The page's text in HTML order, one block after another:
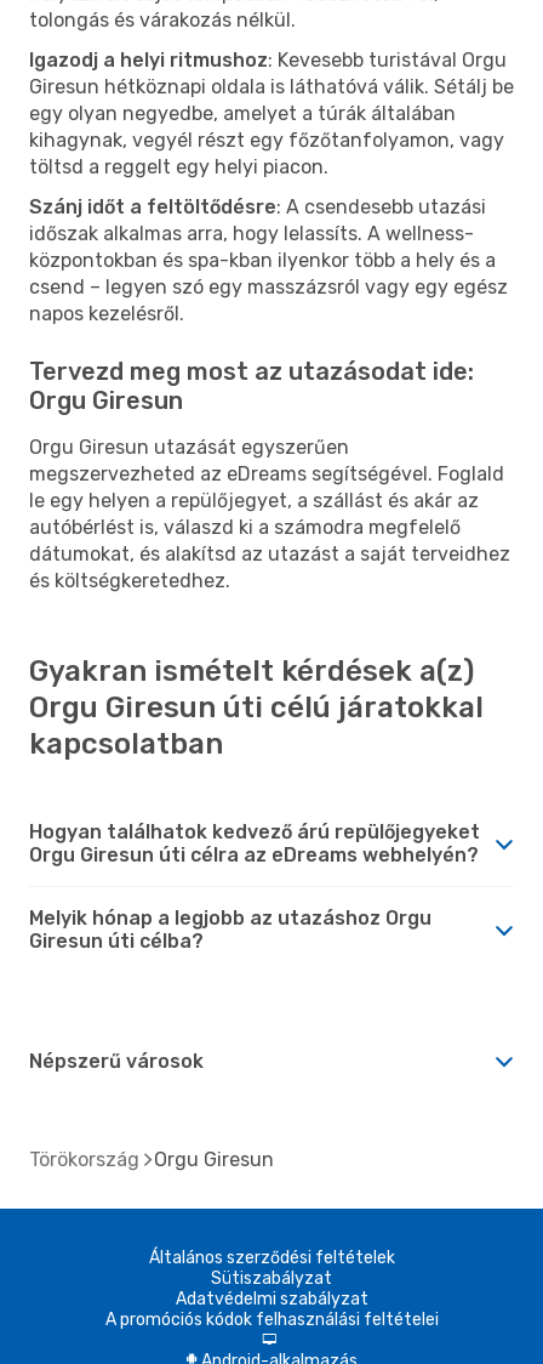
tolongás és várakozás nélkül.
Igazodj a helyi ritmushoz: Kevesebb turistával Orgu
Giresun hétköznapi oldala is láthatóvá válik. Sétálj be
egy olyan negyedbe, amelyet a túrák általában
kihagynak, vegyél részt egy főzőtanfolyamon, vagy
töltsd a reggelt egy helyi piacon.
Szánj időt a feltöltődésre: A csendesebb utazási
időszak alkalmas arra, hogy lelassíts. A wellness-
központokban és spa-kban ilyenkor több a hely és a
csend – legyen szó egy masszázsról vagy egy egész
napos kezelésről.
Tervezd meg most az utazásodat ide:
Orgu Giresun
Orgu Giresun utazását egyszerűen
megszervezheted az eDreams segítségével. Foglald
le egy helyen a repülőjegyet, a szállást és akár az
autóbérlést is, válaszd ki a számodra megfelelő
dátumokat, és alakítsd az utazást a saját terveidhez
és költségkeretedhez.
Gyakran ismételt kérdések a(z)
Orgu Giresun úti célú járatokkal
kapcsolatban
Hogyan találhatok kedvező árú repülőjegyeket
Orgu Giresun úti célra az eDreams webhelyén?
Melyik hónap a legjobb az utazáshoz Orgu
Giresun úti célba?
Népszerű városok
Törökország Orgu Giresun
Általános szerződési feltételek
Sütiszabályzat
Adatvédelmi szabályzat
A promóciós kódok felhasználási feltételei
d